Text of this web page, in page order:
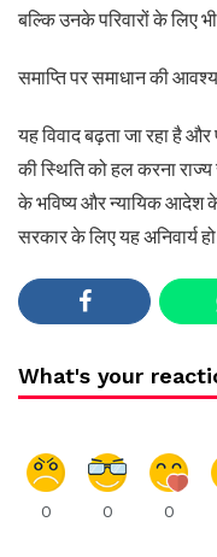
बल्कि उनके परिवारों के लिए
समाप्ति पर समाधान की
यह विवाद बढ़ता जा रहा है
की स्थिति को हल करना राज्य
के भविष्य और न्यायिक आदेश
सरकार के लिए यह अनिवार्य
What's your
0 0 0